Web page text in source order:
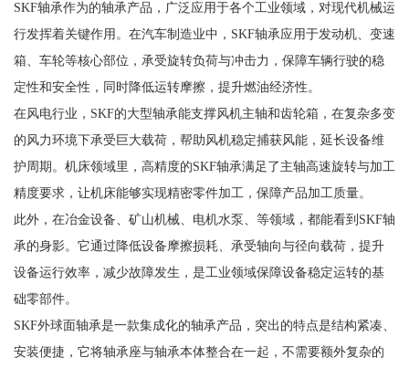
SKF轴承作为的轴承产品，广泛应用于各个工业领域，对现代机械运
行发挥着关键作用。在汽车制造业中，SKF轴承应用于发动机、变速
箱、车轮等核心部位，承受旋转负荷与冲击力，保障车辆行驶的稳
定性和安全性，同时降低运转摩擦，提升燃油经济性。
在风电行业，SKF的大型轴承能支撑风机主轴和齿轮箱，在复杂多变
的风力环境下承受巨大载荷，帮助风机稳定捕获风能，延长设备维
护周期。机床领域里，高精度的SKF轴承满足了主轴高速旋转与加工
精度要求，让机床能够实现精密零件加工，保障产品加工质量。
此外，在冶金设备、矿山机械、电机水泵、等领域，都能看到SKF轴
承的身影。它通过降低设备摩擦损耗、承受轴向与径向载荷，提升
设备运行效率，减少故障发生，是工业领域保障设备稳定运转的基
础零部件。
SKF外球面轴承是一款集成化的轴承产品，突出的特点是结构紧凑、
安装便捷，它将轴承座与轴承本体整合在一起，不需要额外复杂的